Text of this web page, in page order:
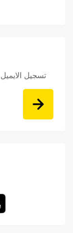
تسجيل